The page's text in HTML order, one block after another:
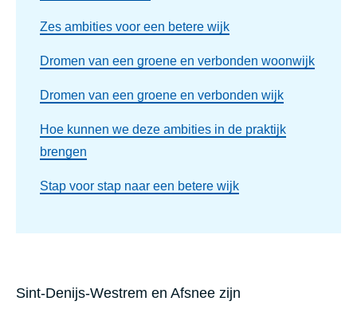
Zes ambities voor een betere wijk
Dromen van een groene en verbonden woonwijk
Dromen van een groene en verbonden wijk
Hoe kunnen we deze ambities in de praktijk
brengen
Stap voor stap naar een betere wijk
Sint-Denijs-Westrem en Afsnee zijn